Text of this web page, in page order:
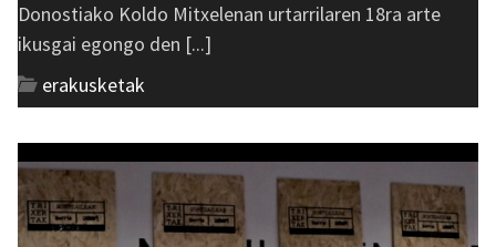
Donostiako Koldo Mitxelenan urtarrilaren 18ra arte
ikusgai egongo den [...]
erakusketak